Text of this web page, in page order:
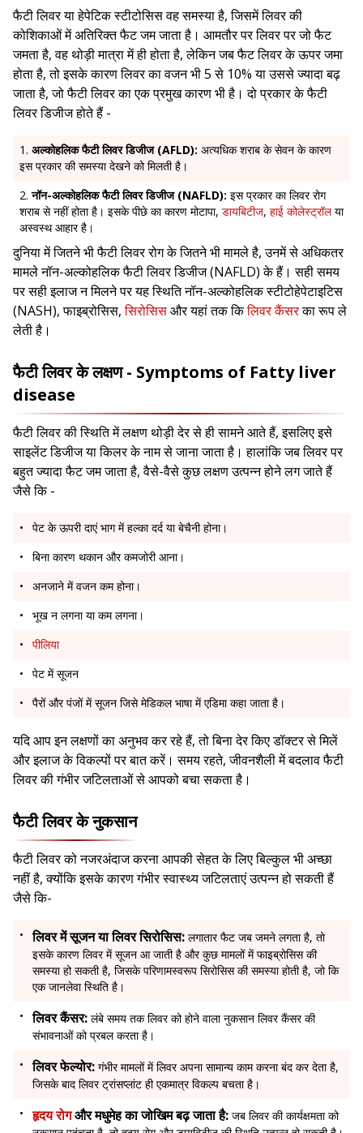
फैटी लिवर या हेपेटिक स्टीटोसिस वह समस्या है, जिसमें लिवर की
कोशिकाओं में अतिरिक्त फैट जम जाता है। आमतौर पर लिवर पर जो फैट
जमता है, वह थोड़ी मात्रा में ही होता है, लेकिन जब फैट लिवर के ऊपर जमा
होता है, तो इसके कारण लिवर का वजन भी 5 से 10% या उससे ज्यादा बढ़
जाता है, जो फैटी लिवर का एक प्रमुख कारण भी है। दो प्रकार के फैटी
लिवर डिजीज होते हैं -
अल्कोहलिक फैटी लिवर डिजीज (AFLD): अत्यधिक शराब के सेवन के कारण
इस प्रकार की समस्या देखने को मिलती है।
नॉन-अल्कोहलिक फैटी लिवर डिजीज (NAFLD): इस प्रकार का लिवर रोग
शराब से नहीं होता है। इसके पीछे का कारण मोटापा, डायबिटीज, हाई कोलेस्ट्रॉलया
अस्वस्थ आहार है।
दुनिया में जितने भी फैटी लिवर रोग के जितने भी मामले है, उनमें से अधिकतर
मामले नॉन-अल्कोहलिक फैटी लिवर डिजीज (NAFLD) के हैं। सही समय
पर सही इलाज न मिलने पर यह स्थिति नॉन-अल्कोहलिक स्टीटोहेपेटाइटिस
(NASH), फाइब्रोसिस,सिरोसिसऔर यहां तक किलिवर कैंसरका रूप ले
लेती है।
फैटी लिवर के लक्षण - Symptoms of Fatty liver
disease
फैटी लिवर की स्थिति में लक्षण थोड़ी देर से ही सामने आते हैं, इसलिए इसे
साइलेंट डिजीज या किलर के नाम से जाना जाता है। हालांकि जब लिवर पर
बहुत ज्यादा फैट जम जाता है, वैसे-वैसे कुछ लक्षण उत्पन्न होने लग जाते हैं
जैसे कि -
पेट के ऊपरी दाएं भाग में हल्का दर्द या बेचैनी होना।
बिना कारण थकान और कमजोरी आना।
अनजाने में वजन कम होना।
भूख न लगना या कम लगना।
पीलिया
पेट में सूजन
पैरों और पंजों में सूजन जिसे मेडिकल भाषा में एडिमा कहा जाता है।
यदि आप इन लक्षणों का अनुभव कर रहे हैं, तो बिना देर किए डॉक्टर से मिलें
और इलाज के विकल्पों पर बात करें। समय रहते, जीवनशैली में बदलाव फैटी
लिवर की गंभीर जटिलताओं से आपको बचा सकता है।
फैटी लिवर के नुकसान
फैटी लिवर को नजरअंदाज करना आपकी सेहत के लिए बिल्कुल भी अच्छा
नहीं है, क्योंकि इसके कारण गंभीर स्वास्थ्य जटिलताएं उत्पन्न हो सकती हैं
जैसे कि-
लिवर में सूजन या लिवर सिरोसिस: लगातार फैट जब जमने लगता है, तो
इसके कारण लिवर में सूजन आ जाती है और कुछ मामलों में फाइब्रोसिस की
समस्या हो सकती है, जिसके परिणामस्वरूप सिरोसिस की समस्या होती है, जो कि
एक जानलेवा स्थिति है।
लिवर कैंसर: लंबे समय तक लिवर को होने वाला नुकसान लिवर कैंसर की
संभावनाओं को प्रबल करता है।
लिवर फेल्योर: गंभीर मामलों में लिवर अपना सामान्य काम करना बंद कर देता है,
जिसके बाद लिवर ट्रांसप्लांट ही एकमात्र विकल्प बचता है।
हृदय रोगऔर मधुमेह का जोखिम बढ़ जाता है: जब लिवर की कार्यक्षमता को